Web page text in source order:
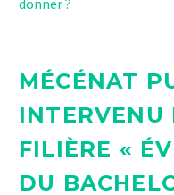
MÉCÉNAT
INTERVENU
FILIÈRE «
DU